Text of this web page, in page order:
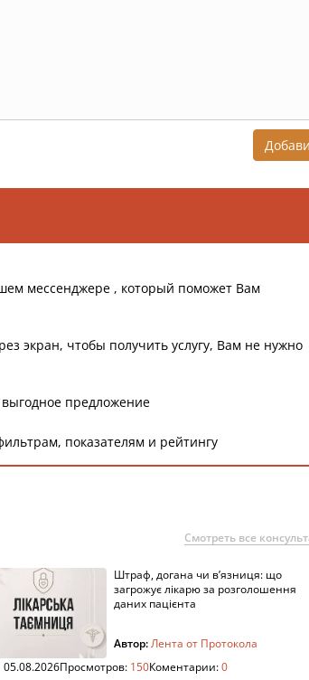
мессенджере , который поможет Вам
экран, чтобы получить услугу, Вам не нужно
предложение
показателям и рейтингу
Смотреть все
Штраф, догана чи в’язниця: що
загрожує лікарю за розголошення
даних пацієнта
Автор:Лента от Протокола
05.08.2026Просмотров: 150Коментарии:0